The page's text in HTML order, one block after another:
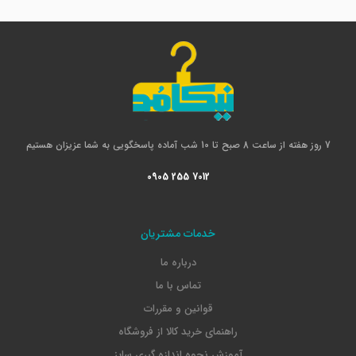
7 روز هفته از ساعت 8 صبح تا 10 شب آماده پاسخگویی به شما عزیزان هستیم
0905 255 7012
خدمات مشتریان
درباره ما
تماس با ما
قوانین و مقررات
راهنمای خرید کالا از فروشگاه